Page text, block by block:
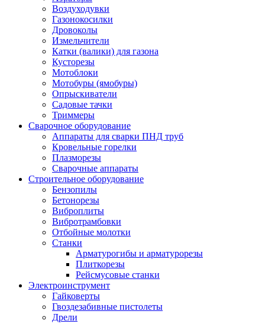
Воздуходувки
Газонокосилки
Дровоколы
Измельчители
Катки (валики) для газона
Кусторезы
Мотоблоки
Мотобуры (ямобуры)
Опрыскиватели
Садовые тачки
Триммеры
Сварочное оборудование
Аппараты для сварки ПНД труб
Кровельные горелки
Плазморезы
Сварочные аппараты
Строительное оборудование
Бензопилы
Бетонорезы
Виброплиты
Вибротрамбовки
Отбойные молотки
Станки
Арматурогибы и арматурорезы
Плиткорезы
Рейсмусовые станки
Электроинструмент
Гайковерты
Гвоздезабивные пистолеты
Дрели